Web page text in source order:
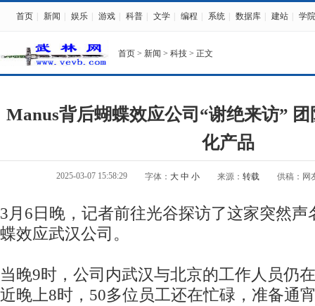
首页 新闻 娱乐 游戏 科普 文学 编程 系统 数据库 建站 学院
首页 > 新闻 > 科技 > 正文
Manus背后蝴蝶效应公司“谢绝来访”
化产品
2025-03-07 15:58:29 字体： 大 中 小 来源： 转载 供稿：网
3月6日晚，记者前往光谷探访了这家突然
蝶效应武汉公司。
当晚9时，公司内武汉与北京的工作人员仍
近晚上8时，50多位员工还在忙碌，准备通